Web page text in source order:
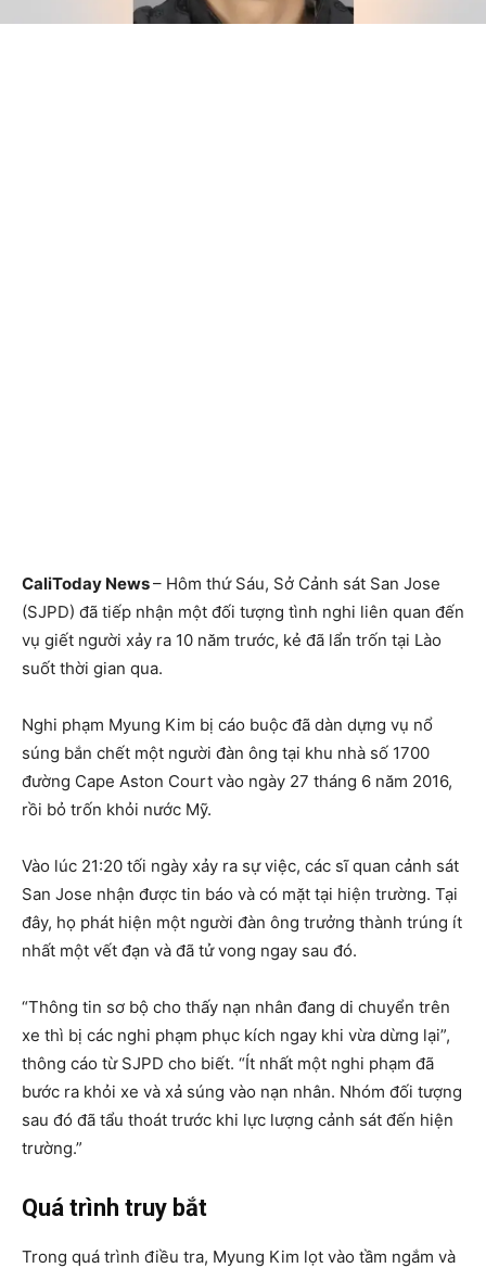
CaliToday News– Hôm thứ Sáu, Sở Cảnh sát San Jose
(SJPD) đã tiếp nhận một đối tượng tình nghi liên quan đến
vụ giết người xảy ra 10 năm trước, kẻ đã lẩn trốn tại Lào
suốt thời gian qua.
Nghi phạm Myung Kim bị cáo buộc đã dàn dựng vụ nổ
súng bắn chết một người đàn ông tại khu nhà số 1700
đường Cape Aston Court vào ngày 27 tháng 6 năm 2016,
rồi bỏ trốn khỏi nước Mỹ.
Vào lúc 21:20 tối ngày xảy ra sự việc, các sĩ quan cảnh sát
San Jose nhận được tin báo và có mặt tại hiện trường. Tại
đây, họ phát hiện một người đàn ông trưởng thành trúng ít
nhất một vết đạn và đã tử vong ngay sau đó.
“Thông tin sơ bộ cho thấy nạn nhân đang di chuyển trên
xe thì bị các nghi phạm phục kích ngay khi vừa dừng lại”,
thông cáo từ SJPD cho biết. “Ít nhất một nghi phạm đã
bước ra khỏi xe và xả súng vào nạn nhân. Nhóm đối tượng
sau đó đã tẩu thoát trước khi lực lượng cảnh sát đến hiện
trường.”
Quá trình truy bắt
Trong quá trình điều tra, Myung Kim lọt vào tầm ngắm và